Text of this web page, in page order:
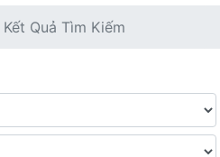
Kết Quả Tìm Kiếm